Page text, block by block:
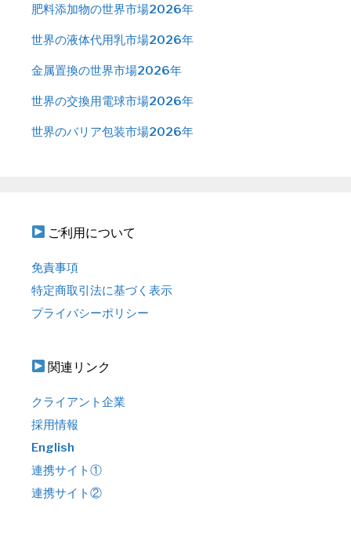
肥料添加物の世界市場2026年
世界の液体代用乳市場2026年
金属置換の世界市場2026年
世界の交換用電球市場2026年
世界のバリア包装市場2026年
ご利用について
免責事項
特定商取引法に基づく表示
プライバシーポリシー
関連リンク
クライアント企業
採用情報
English
連携サイト①
連携サイト②